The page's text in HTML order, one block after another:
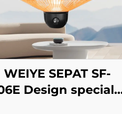
WEIYE SEPAT SF-
Design speciale